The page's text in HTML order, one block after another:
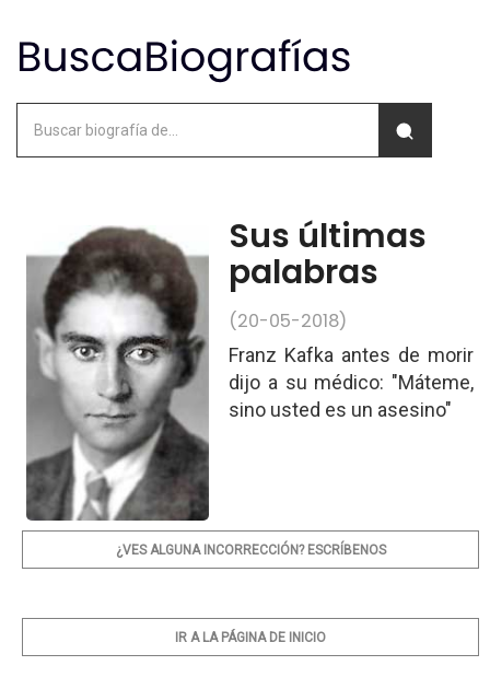
Sus últimas
palabras
(20-05-2018)
Franz Kafka antes de morir
dijo a su médico: "Máteme,
sino usted es un asesino"
¿VES ALGUNA INCORRECCIÓN? ESCRÍBENOS
IR A LA PÁGINA DE INICIO